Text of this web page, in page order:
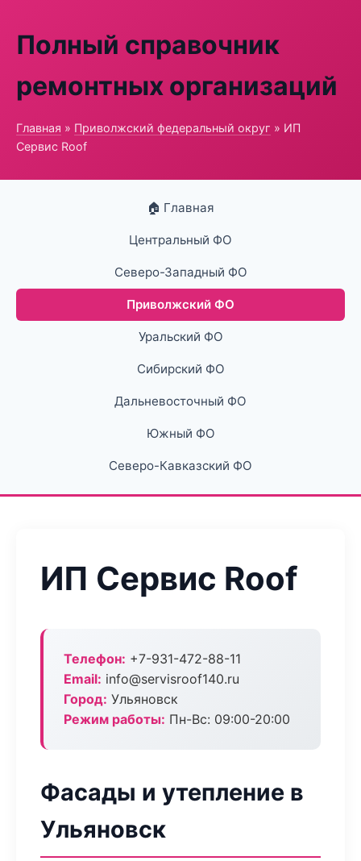
Полный справочник
ремонтных организаций
Главная » Приволжский федеральный округ » ИП
Сервис Roof
🏠 Главная
Центральный ФО
Северо-Западный ФО
Приволжский ФО
Уральский ФО
Сибирский ФО
Дальневосточный ФО
Южный ФО
Северо-Кавказский ФО
ИП Сервис Roof
Телефон: +7-931-472-88-11
Email: info@servisroof140.ru
Город: Ульяновск
Режим работы: Пн-Вс: 09:00-20:00
Фасады и утепление в
Ульяновск